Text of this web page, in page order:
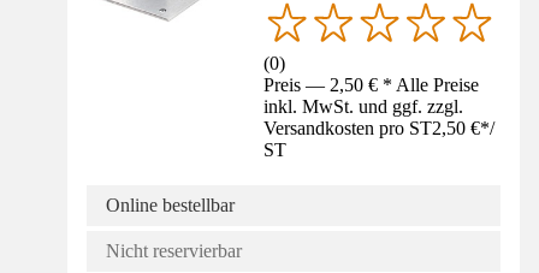
(0)
Preis — 2,50 € * Alle Preise
inkl. MwSt. und ggf. zzgl.
Versandkosten pro ST2,50 €*/
ST
Online bestellbar
Nicht reservierbar